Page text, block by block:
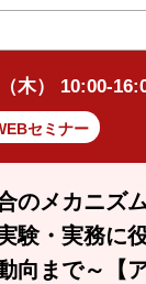
木） 10:00-
セミナー
のメカニズ
験・実務に
向まで～【